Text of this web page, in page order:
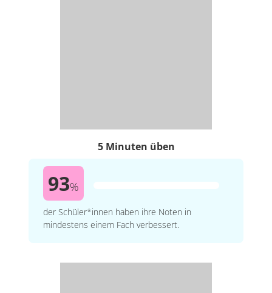
5 Minuten üben
93%
der Schüler*innen haben ihre Noten in
mindestens einem Fach verbessert.